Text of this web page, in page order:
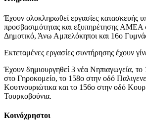
Έχουν ολοκληρωθεί εργασίες κατασκευής
προσβασιμότητας και εξυπηρέτησης ΑΜΕΑ
Δημοτικό, Άνω Αμπελόκηποι και 16ο
Εκτεταμένες εργασίες συντήρησης έχουν
Έχουν δημιουργηθεί 3 νέα Νηπιαγωγεία,
στο Γηροκομείο, το 158ο στην οδό
Κουτνουριώτικα και το 156ο στην οδό
Τουρκοβούνια.
Κοινόχρηστοι